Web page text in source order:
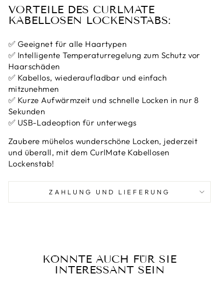
VORTEILE DES CURLMATE
KABELLOSEN LOCKENSTABS:
✅ Geeignet für alle Haartypen
✅ Intelligente Temperaturregelung zum Schutz vor
Haarschäden
✅ Kabellos, wiederaufladbar und einfach
mitzunehmen
✅ Kurze Aufwärmzeit und schnelle Locken in nur 8
Sekunden
✅ USB-Ladeoption für unterwegs
Zaubere mühelos wunderschöne Locken, jederzeit
und überall, mit dem CurlMate Kabellosen
Lockenstab!
ZAHLUNG UND LIEFERUNG
KÖNNTE AUCH FÜR SIE
INTERESSANT SEIN